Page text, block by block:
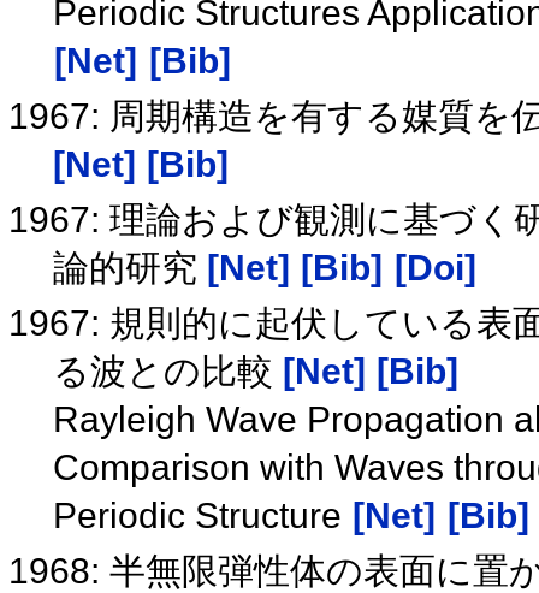
Periodic Structures
[Net]
[Bib]
1967: 周期構造を有する媒質を
[Net] [Bib]
1967: 理論および観測に基づく
論的研究 [Net] [Bib]
[Doi]
1967: 規則的に起伏している表
る波との比較 [Net] [Bib]
Rayleigh Wave Propagation
Comparison with Waves
Periodic Structure [Net]
[Bib]
1968: 半無限弾性体の表面に置